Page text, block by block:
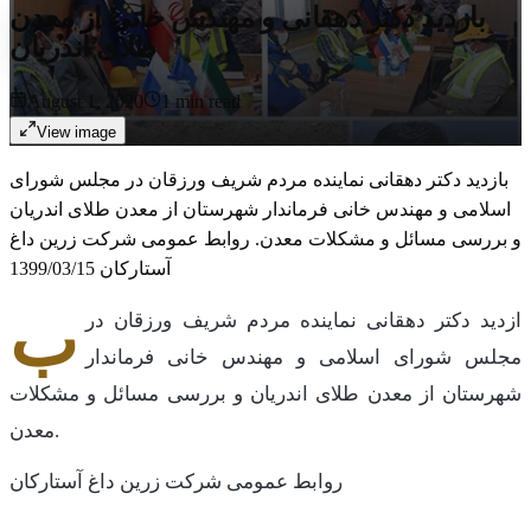
بازدید دکتر دهقانی و مهندس خانی از معدن
طلای اندریان
August 1, 2020 1 min read
View image
بازدید دکتر دهقانی نماینده مردم شریف ورزقان در مجلس شورای
اسلامی و مهندس خانی فرماندار شهرستان از معدن طلای اندریان
و بررسی مسائل و مشکلات معدن. روابط عمومی شرکت زرین داغ
آستارکان 1399/03/15
ب
ازدید دکتر دهقانی نماینده مردم شریف ورزقان در
مجلس شورای اسلامی و مهندس خانی فرماندار
شهرستان از معدن طلای اندریان و بررسی مسائل و مشکلات
معدن.
روابط عمومی شرکت زرین داغ آستارکان